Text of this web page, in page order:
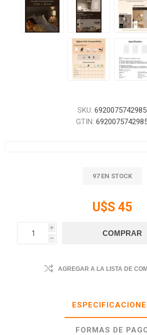
SKU: 6920075742985
GTIN:
97 EN STOCK
U$S 45
i
h
AGREGAR A LA LISTA DE
FORMAS DE